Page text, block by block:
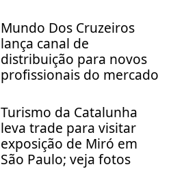
Mundo Dos Cruzeiros
lança canal de
distribuição para novos
profissionais do mercado
Turismo da Catalunha
leva trade para visitar
exposição de Miró em
São Paulo; veja fotos